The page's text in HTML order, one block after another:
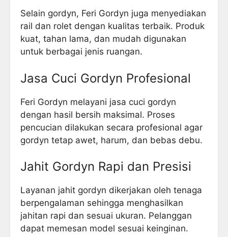
Selain gordyn, Feri Gordyn juga menyediakan
rail dan rolet dengan kualitas terbaik. Produk
kuat, tahan lama, dan mudah digunakan
untuk berbagai jenis ruangan.
Jasa Cuci Gordyn Profesional
Feri Gordyn melayani jasa cuci gordyn
dengan hasil bersih maksimal. Proses
pencucian dilakukan secara profesional agar
gordyn tetap awet, harum, dan bebas debu.
Jahit Gordyn Rapi dan Presisi
Layanan jahit gordyn dikerjakan oleh tenaga
berpengalaman sehingga menghasilkan
jahitan rapi dan sesuai ukuran. Pelanggan
dapat memesan model sesuai keinginan.